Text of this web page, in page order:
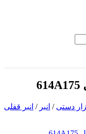
دستی / انبر / انبر قفلی